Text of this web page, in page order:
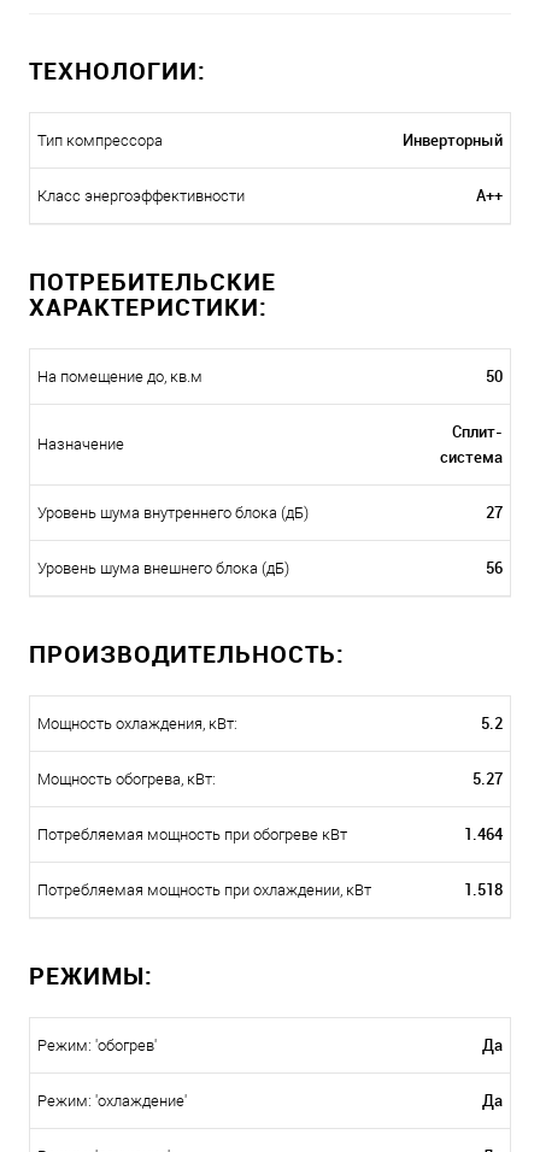
ТЕХНОЛОГИИ:
Тип компрессора Инверторный
Класс энергоэффективности A++
ПОТРЕБИТЕЛЬСКИЕ
ХАРАКТЕРИСТИКИ:
На помещение до, кв.м 50
Назначение
Сплит-
система
Уровень шума внутреннего блока (дБ) 27
Уровень шума внешнего блока (дБ) 56
ПРОИЗВОДИТЕЛЬНОСТЬ:
Мощность охлаждения, кВт: 5.2
Мощность обогрева, кВт: 5.27
Потребляемая мощность при обогреве кВт 1.464
Потребляемая мощность при охлаждении, кВт 1.518
РЕЖИМЫ:
Режим: 'обогрев' Да
Режим: 'охлаждение' Да